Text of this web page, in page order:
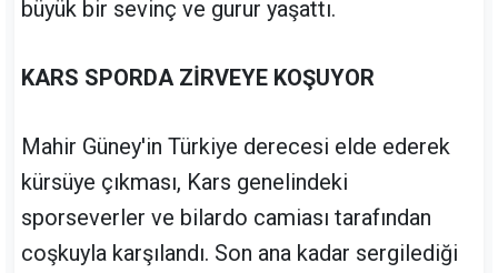
büyük bir sevinç ve gurur yaşattı.
KARS SPORDA ZİRVEYE KOŞUYOR
Mahir Güney'in Türkiye derecesi elde ederek
kürsüye çıkması, Kars genelindeki
sporseverler ve bilardo camiası tarafından
coşkuyla karşılandı. Son ana kadar sergilediği